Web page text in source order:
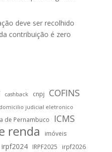
deve ser recolhido
contribuição é zero
cashback cnpj COFINS
domicilio judicial eletronico
de Pernambuco ICMS
renda imóveis
irpf2024 IRPF2025 irpf2026